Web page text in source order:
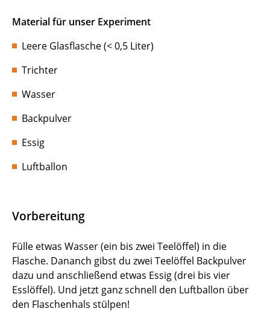
Material für unser Experiment
Leere Glasflasche (< 0,5 Liter)
Trichter
Wasser
Backpulver
Essig
Luftballon
Vorbereitung
Fülle etwas Wasser (ein bis zwei Teelöffel) in die
Flasche. Dananch gibst du zwei Teelöffel Backpulver
dazu und anschließend etwas Essig (drei bis vier
Esslöffel). Und jetzt ganz schnell den Luftballon über
den Flaschenhals stülpen!